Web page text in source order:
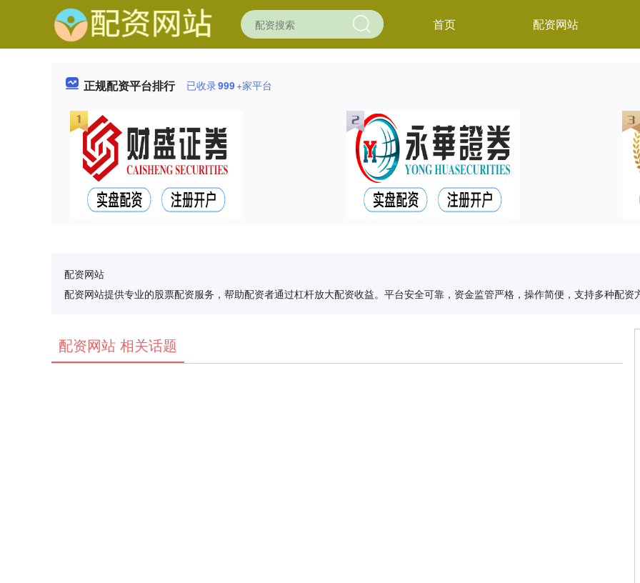
首页 配资网站
正规配资平台排行 已收录999+家平台
配资网站
配资网站提供专业的股票配资服务，帮助配资者通过杠杆放大配资收益。平台安全可靠，资金监管严格，操作简便，支持多种配资
配资网站 相关话题